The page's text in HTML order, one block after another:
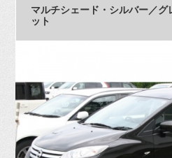
マルチシェード・シルバー／
ット